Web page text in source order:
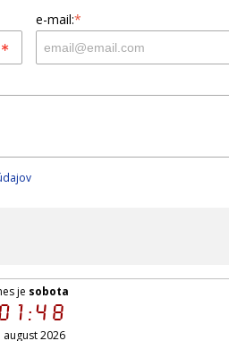
e-mail:*
je sobota
august 2026